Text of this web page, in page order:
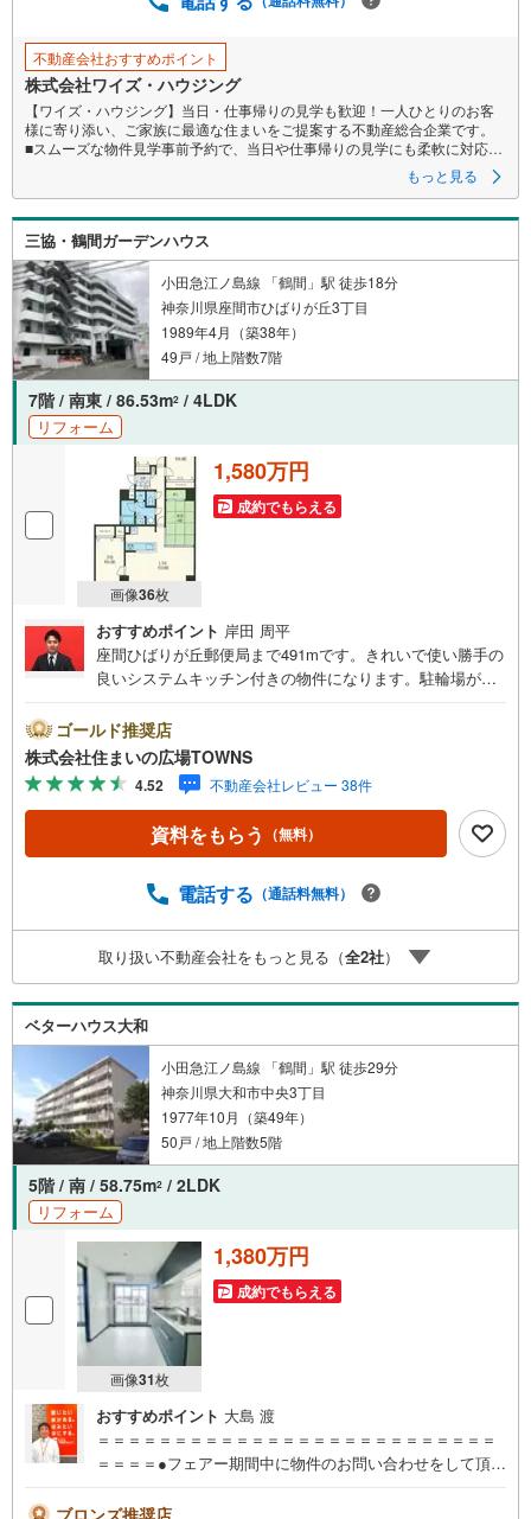
不動産会社おすすめポイント
株式会社ワイズ・ハウジング
【ワイズ・ハウジング】当日・仕事帰りの見学も歓迎！一人ひとりのお客
様に寄り添い、ご家族に最適な住まいをご提案する不動産総合企業です。
■スムーズな物件見学事前予約で、当日や仕事帰りの見学にも柔軟に対応い
たします。現地や店舗での待ち合わせ、最寄駅・周辺施設での合流、ご
※鍵の手配が必要な場合や、居住中の物件は即日対応が難しい場合もござい
ます 。お早めにお問い合わせください。
■ネット非公開情報もご紹介事前にご希望の「広さ・価格・エリア」や住み
替えのきっかけをお聞かせいただければ、ネット掲載不可の限定情報
や、新規公開予定の物件資料も併せてご用意いたします。
■安心の資金計画・売却サポート将来の金銭的な不安には、提携ファイナン
シャルプランナー（FP）がライフプランに合わせた資金計画をお答えし
ます 。また、購入だけでなく、将来の住み替えやご売却の相談まで長期的
にサポートいたします。
営業時間（9:00～18:00）はお電話が繋がりやすくなっております 。人気物
件は早期終了の可能性があるため、お早めにお問い合わせください！
もっと見る
三協・鶴間ガーデンハウス
小田急江ノ島線 「鶴間」駅 徒歩18分
神奈川県座間市ひばりが丘3丁目
1989年4月（築38年）
49戸 / 地上階数7階
7階 / 南東 / 86.53m2 / 4LDK
リフォーム
画像36枚
1,580万円
成約でもらえる
おすすめポイント 岸田 周平
座間ひばりが丘郵便局まで491mです。きれいで使い勝手の
良いシステムキッチン付きの物件になります。駐輪場が利
したリビングに充実設備のキッチンを備えた4LDK。歩道が
整備されています。寒い季節も安心の追い焚き機能付きで
す。スムーズに購入まで辿り着けるということも中古マン
ションの利点です。【年中無休/9:00～21:00】人気物件は
特にお問い合わせが集中するため、お早めにお電話下さ
い。「室内・現地を見学する」ボタンよりご予約頂くとご
す。○住宅ローンのご相談○ライフプランのシミュレーショ
す！ /他社様掲載物件も併せてご紹介可能ですのでお気軽に
お問い合わせ下さい♪駐車場もございますので、お車での
お越しも大歓迎です！
ゴールド推奨店
株式会社住まいの広場TOWNS
4.52 不動産会社レビュー 38件
資料をもらう （無料）
電話する （通話料無料）
取り扱い不動産会社をもっと見る（全2社）
ベターハウス大和
小田急江ノ島線 「鶴間」駅 徒歩29分
神奈川県大和市中央3丁目
1977年10月（築49年）
50戸 / 地上階数5階
5階 / 南 / 58.75m2 / 2LDK
リフォーム
画像31枚
1,380万円
成約でもらえる
おすすめポイント 大島 渡
＝＝＝＝＝＝＝＝＝＝＝＝＝＝＝＝＝＝＝＝＝＝＝＝＝＝
＝＝＝＝●フェアー期間中に物件のお問い合わせをして頂い
加して頂いたお客様にはギフトカード4000円分プレゼント